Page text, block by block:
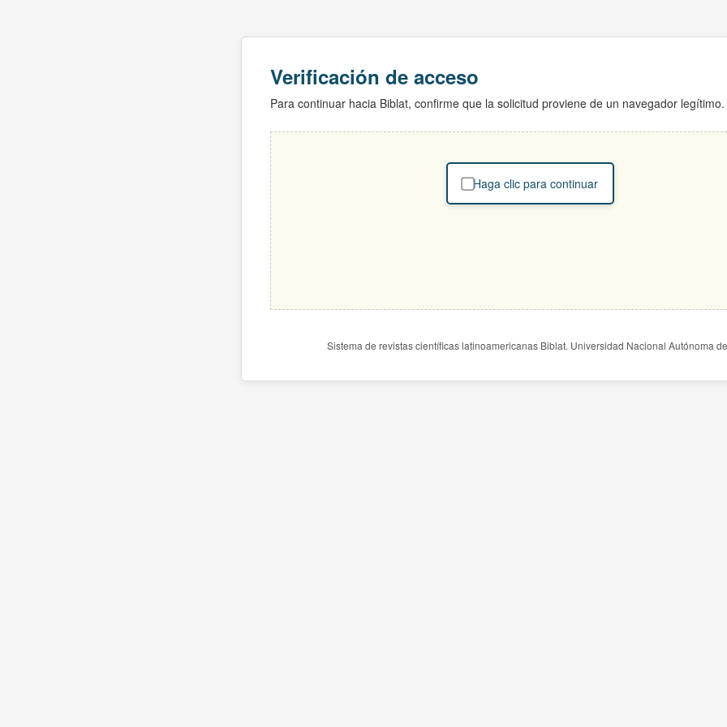
Verificación de acceso
Para continuar hacia Biblat, confirme que la solicitud proviene de un navegador legítimo.
Haga clic para continuar
Sistema de revistas científicas latinoamericanas Biblat. Universidad Nacional Autónoma